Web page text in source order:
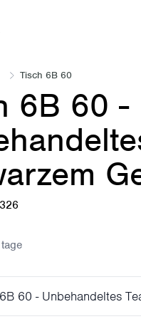
Tisch 6B 60
6B 60 -
60 - Unbehandeltes